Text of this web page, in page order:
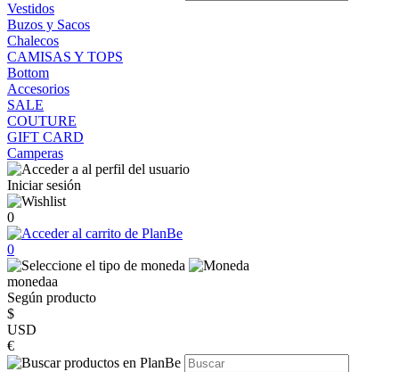
Vestidos
Buzos y Sacos
Chalecos
CAMISAS Y TOPS
Bottom
Accesorios
SALE
COUTURE
GIFT CARD
Camperas
Iniciar sesión
0
0
monedaa
Según producto
$
USD
€